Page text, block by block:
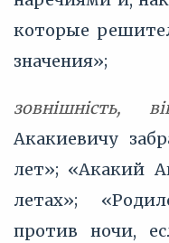
которые
значения»;
зовнішність,
Акакиевичу
лет»; «Акакий
летах»;
против ночи,